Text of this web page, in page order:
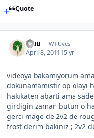
Quote
Fluu WT Uyesi
April 8, 201115 yr
vıdeoya bakamıyorum
dokunamamıstır op olayı
hakıkaten abarti ama
girdigin zaman butun o
gerci mage de 2v2 de
frost derim bakınız ; 2v2